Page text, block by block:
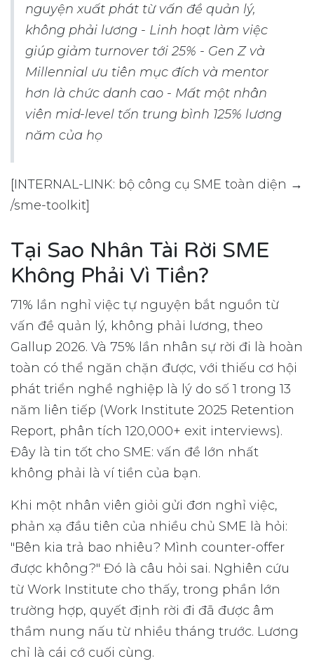
nguyện xuất phát từ vấn đề quản lý,
không phải lương - Linh hoạt làm việc
giúp giảm turnover tới 25% - Gen Z và
Millennial ưu tiên mục đích và mentor
hơn là chức danh cao - Mất một nhân
viên mid-level tốn trung bình 125% lương
năm của họ
[INTERNAL-LINK: bộ công cụ SME toàn diện →
/sme-toolkit]
Tại Sao Nhân Tài Rời SME
Không Phải Vì Tiền?
71% lần nghỉ việc tự nguyện bắt nguồn từ
vấn đề quản lý, không phải lương, theo
Gallup 2026. Và 75% lần nhân sự rời đi là hoàn
toàn có thể ngăn chặn được, với thiếu cơ hội
phát triển nghề nghiệp là lý do số 1 trong 13
năm liên tiếp (Work Institute 2025 Retention
Report, phân tích 120,000+ exit interviews).
Đây là tin tốt cho SME: vấn đề lớn nhất
không phải là ví tiền của bạn.
Khi một nhân viên giỏi gửi đơn nghỉ việc,
phản xạ đầu tiên của nhiều chủ SME là hỏi:
"Bên kia trả bao nhiêu? Mình counter-offer
được không?" Đó là câu hỏi sai. Nghiên cứu
từ Work Institute cho thấy, trong phần lớn
trường hợp, quyết định rời đi đã được âm
thầm nung nấu từ nhiều tháng trước. Lương
chỉ là cái cớ cuối cùng.